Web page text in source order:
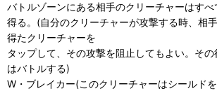
バトルゾーンにある相手のクリーチャーはす
得る。(自分のクリーチャーが攻撃する時、相
得たクリーチャーを
タップして、その攻撃を阻止してもよい。そ
はバトルする)
W・ブレイカー(このクリーチャーはシールド